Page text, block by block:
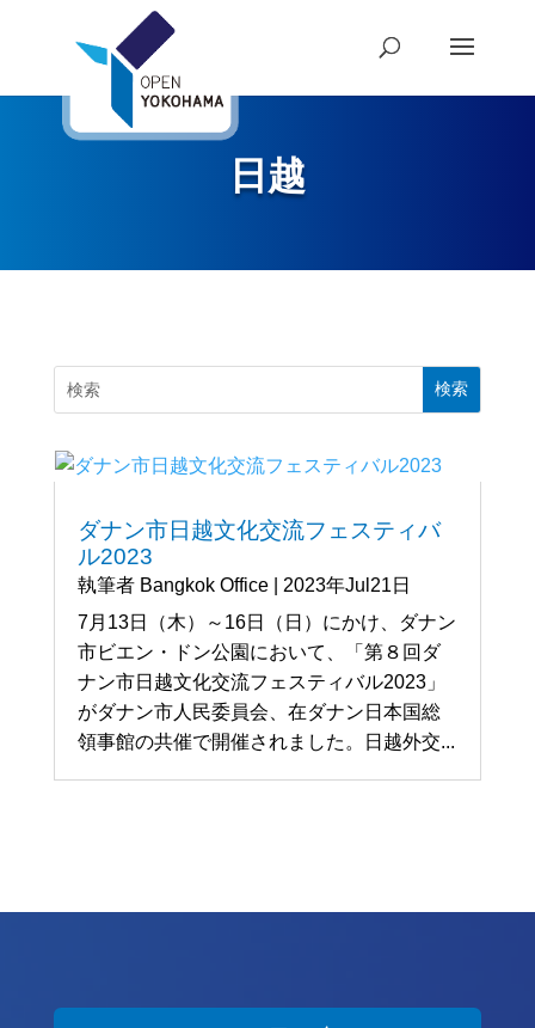
日越
ダナン市日越文化交流フェスティバ
ル2023
執筆者 Bangkok Office| 2023年Jul21日
7月13日（木）～16日（日）にかけ、ダナン
市ビエン・ドン公園において、「第８回ダ
ナン市日越文化交流フェスティバル2023」
がダナン市人民委員会、在ダナン日本国総
領事館の共催で開催されました。日越外交...